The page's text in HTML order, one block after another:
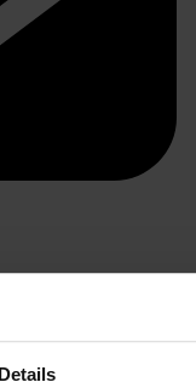
Details